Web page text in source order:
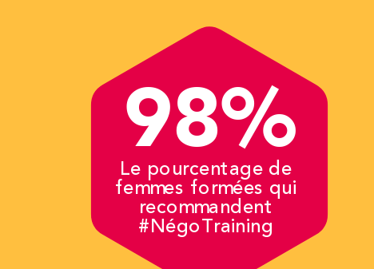
98%
Le pourcentage de
femmes formées qui
recommandent
#NégoTraining